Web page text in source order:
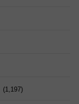
(1,197)